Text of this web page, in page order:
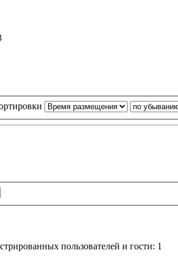
пользователей и гости: 1